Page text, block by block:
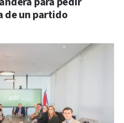
de un partido